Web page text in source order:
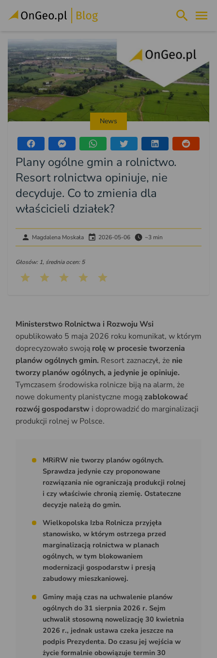
News
Plany ogólne gmin a rolnictwo.
Resort rolnictwa opiniuje, nie
decyduje. Co to zmienia dla
właścicieli działek?
Magdalena Moskała 2026-05-06 ~3 min
Głosów: 1, średnia ocen: 5
Ministerstwo Rolnictwa i Rozwoju Wsi
opublikowało 5 maja 2026 roku komunikat, w którym
doprecyzowało swoją rolę w procesie tworzenia
planów ogólnych gmin. Resort zaznaczył, że nie
tworzy planów ogólnych, a jedynie je opiniuje.
Tymczasem środowiska rolnicze biją na alarm, że
nowe dokumenty planistyczne mogązablokować
rozwój gospodarstw i doprowadzić do marginalizacji
produkcji rolnej w Polsce.
MRiRW nie tworzy planów ogólnych.
Sprawdza jedynie czy proponowane
rozwiązania nie ograniczają produkcji rolnej
i czy właściwie chronią ziemię. Ostateczne
decyzje należą do gmin.
Wielkopolska Izba Rolnicza przyjęła
stanowisko, w którym ostrzega przed
marginalizacją rolnictwa w planach
ogólnych, w tym blokowaniem
modernizacji gospodarstw i presją
zabudowy mieszkaniowej.
Gminy mają czas na uchwalenie planów
ogólnych do 31 sierpnia 2026 r. Sejm
uchwalił stosowną nowelizację 30 kwietnia
2026 r., jednak ustawa czeka jeszcze na
podpis Prezydenta. Do czasu jej wejścia w
życie formalnie obowiązuje termin 30